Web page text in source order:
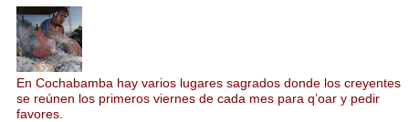
En Cochabamba hay varios lugares sagrados donde los creyentes
se reúnen los primeros viernes de cada mes para q’oar y pedir
favores.